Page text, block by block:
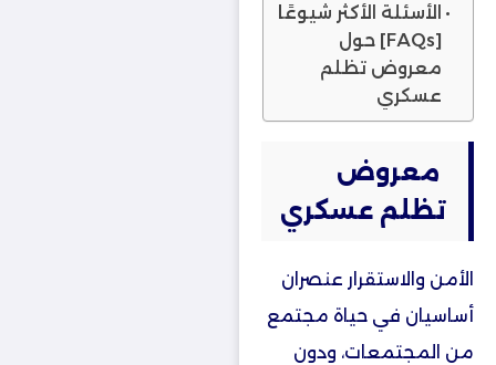
الأسئلة الأكثر شيوعًا
[FAQs] حول
معروض تظلم
عسكري
معروض
تظلم عسكري
الأمن والاستقرار عنصران
أساسيان في حياة مجتمع
من المجتمعات، ودون